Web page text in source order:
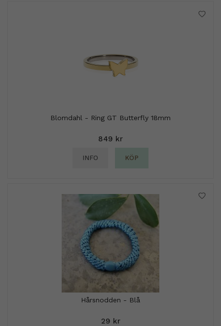
Blomdahl - Ring GT Butterfly 18mm
849 kr
INFO KÖP
Hårsnodden - Blå
29 kr